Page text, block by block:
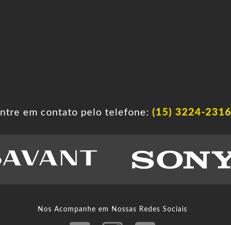
em contato pelo telefone: (15) 3224-2316
Nos Acompanhe em Nossas Redes Sociais